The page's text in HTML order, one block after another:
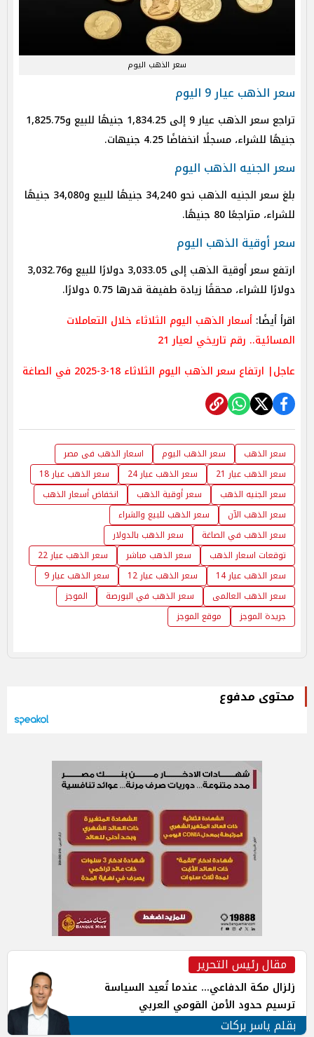
سعر الذهب اليوم
سعر الذهب عيار 9 اليوم
تراجع سعر الذهب عيار 9 إلى 1,834.25 جنيهًا للبيع و1,825.75
جنيهًا للشراء، مسجلًا انخفاضًا 4.25 جنيهات.
سعر الجنيه الذهب اليوم
بلغ سعر الجنيه الذهب نحو 34,240 جنيهًا للبيع و34,080 جنيهًا
للشراء، متراجعًا 80 جنيهًا.
سعر أوقية الذهب اليوم
ارتفع سعر أوقية الذهب إلى 3,033.05 دولارًا للبيع و3,032.76
دولارًا للشراء، محققًا زيادة طفيفة قدرها 0.75 دولارًا.
اقرأ أيضًا: أسعار الذهب اليوم الثلاثاء خلال التعاملات
المسائية.. رقم تاريخي لعيار 21
عاجل| ارتفاع سعر الذهب اليوم الثلاثاء 18-3-2025 في الصاغة
سعر الذهب سعر الذهب اليوم
اسعار الذهب فى مصر
سعر الذهب عيار 21
سعر الذهب عيار 24
سعر الذهب عيار 18
سعر الجنيه الذهب
سعر أوقية الذهب
انخفاض أسعار الذهب
سعر الذهب الآن
سعر الذهب للبيع والشراء
سعر الذهب في الصاغة
سعر الذهب بالدولار
توقعات اسعار الذهب
سعر الذهب مباشر
سعر الذهب عيار 22
سعر الذهب عيار 14
سعر الذهب عيار 12
سعر الذهب عيار 9
سعر الذهب العالمى
سعر الذهب في البورصة
الموجز
جريدة الموجز
موقع الموجز
محتوى مدفوع
مقال رئيس التحرير
زلزال مكة الدفاعي... عندما تُعيد السياسة
ترسيم حدود الأمن القومي العربي
بقلم ياسر بركات